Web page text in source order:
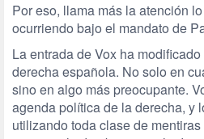
Por eso, llama más la atención
ocurriendo bajo el mandato de
La entrada de Vox ha
derecha española. No solo en
sino en algo más preocupante.
agenda política de la derecha, y
utilizando toda clase de